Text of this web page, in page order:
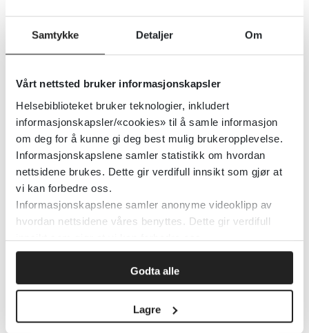
Samtykke Detaljer Om
Vårt nettsted bruker informasjonskapsler
Helsebiblioteket bruker teknologier, inkludert
informasjonskapsler/«cookies» til å samle informasjon
om deg for å kunne gi deg best mulig brukeropplevelse.
Informasjonskapslene samler statistikk om hvordan
nettsidene brukes. Dette gir verdifull innsikt som gjør at
vi kan forbedre oss.
Informasjonskapslene samler anonyme videoklipp av
hvordan nettsidene våres benyttes. Dette gir verdifull
innsikt som gjør at vi kan forbedre oss.
Godta alle
Lagre
Mange eldre skjuler sin seksuelle orientering eller
kjønnsidentitet i møte med helse-
omsorgstjenestene. Foto: Shutterstock.
Publisert 24. august 2023
Her kan du lese hovedfunnene.
Skriv ut